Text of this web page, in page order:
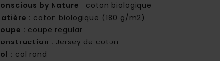
by Nature : coton biologique
: coton biologique (180 g/m2)
: coupe regular
: Jersey de coton
: col rond